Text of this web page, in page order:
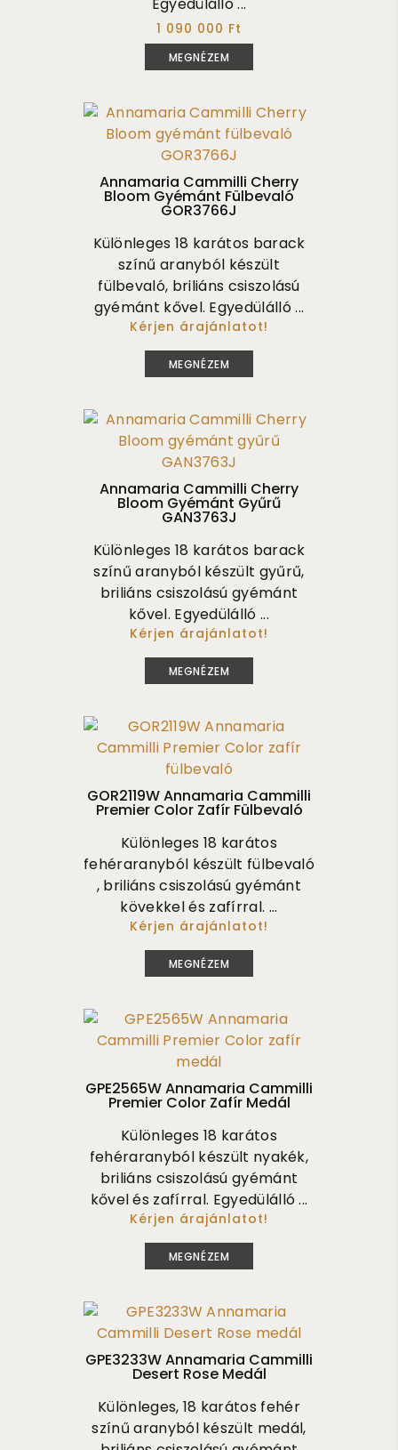
1 090 000 Ft
MEGNÉZEM
Annamaria Cammilli Cherry
Bloom Gyémánt Fülbevaló
GOR3766J
Különleges 18 karátos barack
színű aranyból készült
fülbevaló, briliáns csiszolású
gyémánt kővel. Egyedülálló ...
Kérjen árajánlatot!
MEGNÉZEM
Annamaria Cammilli Cherry
Bloom Gyémánt Gyűrű
GAN3763J
Különleges 18 karátos barack
színű aranyból készült gyűrű,
briliáns csiszolású gyémánt
kővel. Egyedülálló ...
Kérjen árajánlatot!
MEGNÉZEM
GOR2119W Annamaria Cammilli
Premier Color Zafír Fülbevaló
Különleges 18 karátos
fehéraranyból készült fülbevaló
, briliáns csiszolású gyémánt
kövekkel és zafírral. ...
Kérjen árajánlatot!
MEGNÉZEM
GPE2565W Annamaria Cammilli
Premier Color Zafír Medál
Különleges 18 karátos
fehéraranyból készült nyakék,
briliáns csiszolású gyémánt
kővel és zafírral. Egyedülálló ...
Kérjen árajánlatot!
MEGNÉZEM
GPE3233W Annamaria Cammilli
Desert Rose Medál
Különleges, 18 karátos fehér
színű aranyból készült medál,